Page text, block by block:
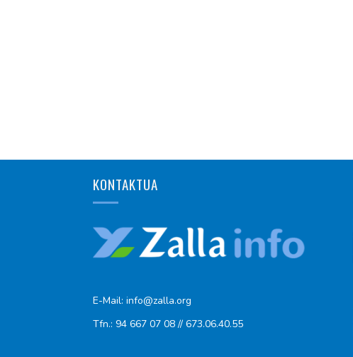
KONTAKTUA
E-Mail: info@zalla.org
Tfn.: 94 667 07 08 // 673.06.40.55